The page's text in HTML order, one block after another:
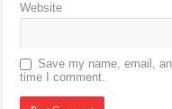
Website
Save my name, email,
time I comment.